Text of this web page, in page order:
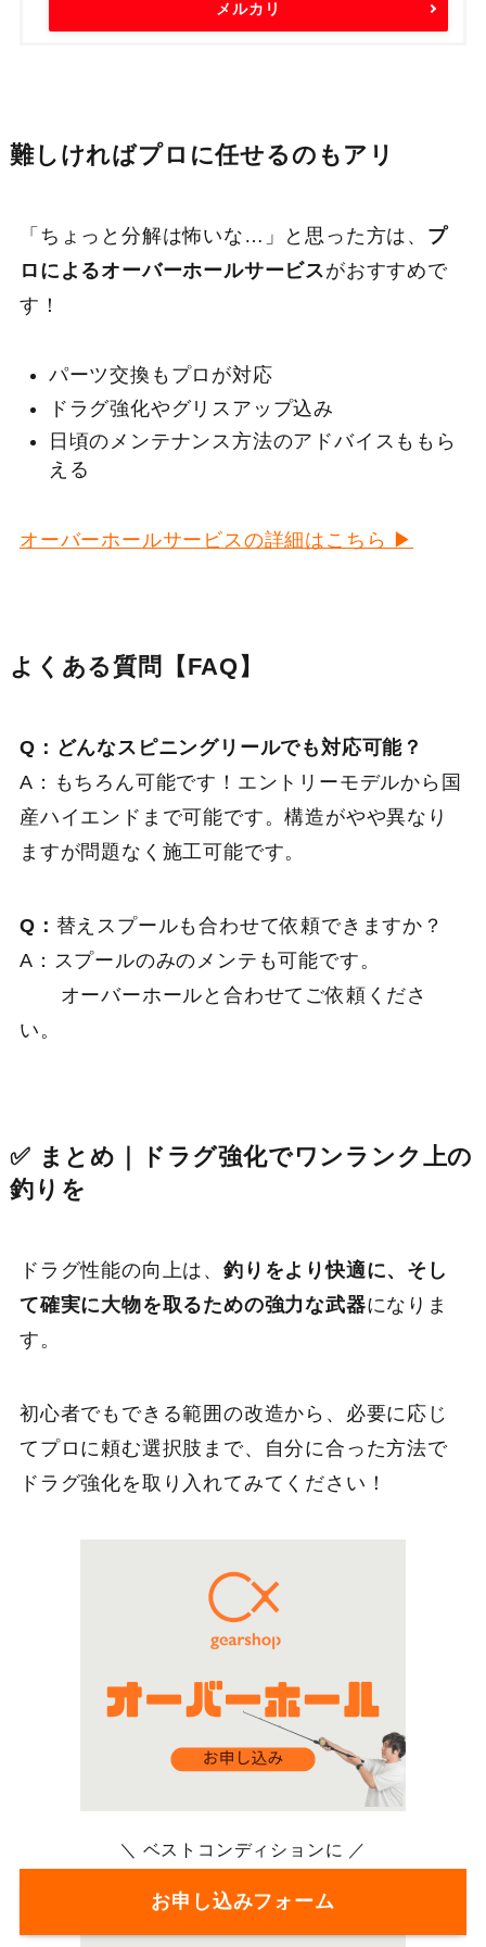
メルカリ
難しければプロに任せるのもアリ
「ちょっと分解は怖いな…」と思った方は、 プ
ロによるオーバーホールサービスがおすすめで
す！
パーツ交換もプロが対応
ドラグ強化やグリスアップ込み
日頃のメンテナンス方法のアドバイスももら
える
オーバーホールサービスの詳細はこちら ▶
よくある質問【FAQ】
Q：どんなスピニングリールでも対応可能？
A：もちろん可能です！エントリーモデルから国
産ハイエンドまで可能です。構造がやや異なり
ますが問題なく施工可能です。
Q： 替えスプールも合わせて依頼できますか？
A：スプールのみのメンテも可能です。
オーバーホールと合わせてご依頼くださ
い。
✅ まとめ｜ドラグ強化でワンランク上の
釣りを
ドラグ性能の向上は、 釣りをより快適に、そし
て確実に大物を取るための強力な武器になりま
す。
初心者でもできる範囲の改造から、必要に応じ
てプロに頼む選択肢まで、自分に合った方法で
ドラグ強化を取り入れてみてください！
＼ ベストコンディションに ／
お申し込みフォーム